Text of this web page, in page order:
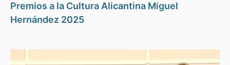
Premios a la Cultura Alicantina Miguel
Hernández 2025